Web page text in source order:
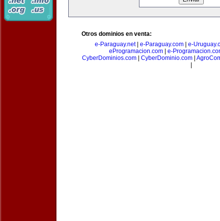
Otros dominios en venta:
e-Paraguay.net| e-Paraguay.com
e-
eProgramacion.com| e-
CyberDominios.com| CyberDominio.com|